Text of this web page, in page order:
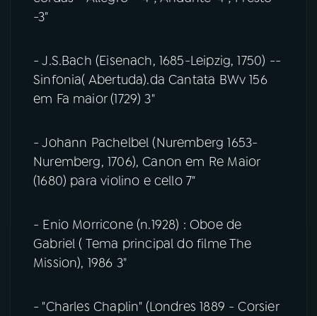
-3"
- J.S.Bach (Eisenach, 1685-Leipzig, 1750) --
Sinfonia( Abertuda).da Cantata BWv 156
em Fa maior (1729) 3"
- Johann Pachelbel (Nuremberg 1653-
Nuremberg, 1706), Canon em Re Maior
(1680) para violino e cello 7"
- Enio Morricone (n.1928) : Oboe de
Gabriel ( Tema principal do filme The
Mission), 1986 3"
- "Charles Chaplin" (Londres 1889 - Corsier